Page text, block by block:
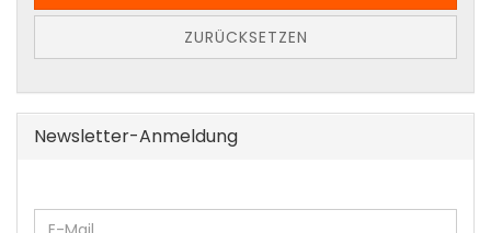
ZURÜCKSETZEN
Newsletter-Anmeldung
WEITER